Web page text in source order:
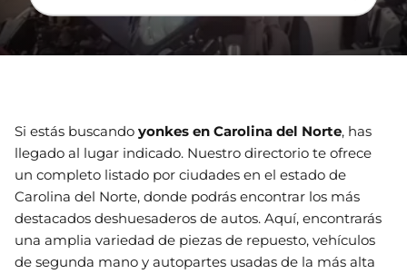
Si estás buscando yonkes en Carolina del Norte, has
llegado al lugar indicado. Nuestro directorio te ofrece
un completo listado por ciudades en el estado de
Carolina del Norte, donde podrás encontrar los más
destacados deshuesaderos de autos. Aquí, encontrarás
una amplia variedad de piezas de repuesto, vehículos
de segunda mano y autopartes usadas de la más alta